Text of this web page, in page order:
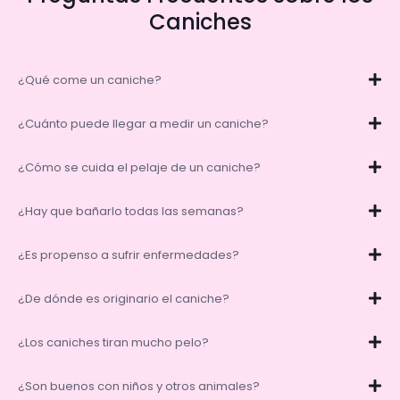
Caniches
¿Qué come un caniche?
¿Cuánto puede llegar a medir un caniche?
¿Cómo se cuida el pelaje de un caniche?
¿Hay que bañarlo todas las semanas?
¿Es propenso a sufrir enfermedades?
¿De dónde es originario el caniche?
¿Los caniches tiran mucho pelo?
¿Son buenos con niños y otros animales?